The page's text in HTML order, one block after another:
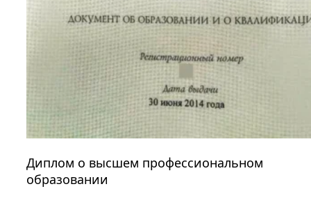
Диплом о высшем профессиональном
образовании